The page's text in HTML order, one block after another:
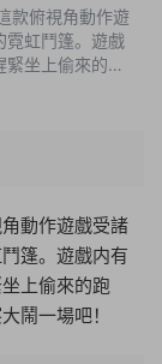
款俯視角動作遊
霓虹鬥篷。遊戲
坐上偷來的跑
動作遊戲受諸
篷。遊戲内有
上偷來的跑
鬧一場吧！